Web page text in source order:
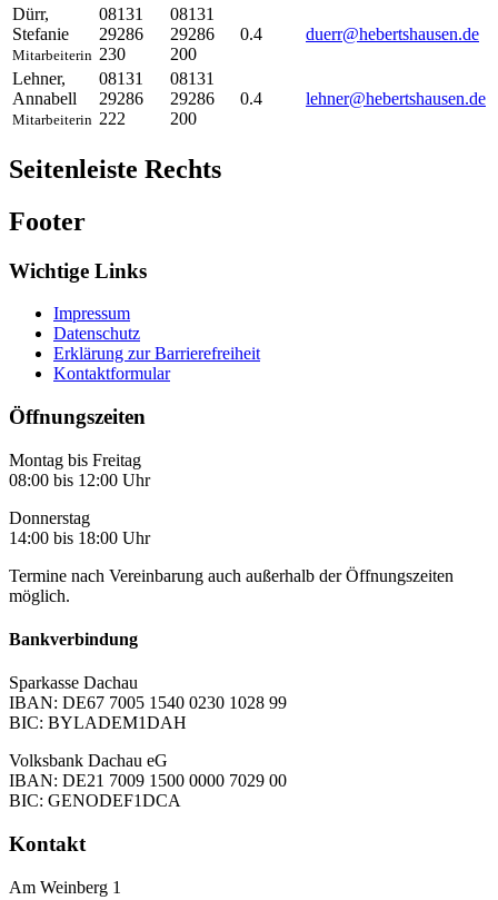
Dürr,
Stefanie
Mitarbeiterin
08131
29286
230
08131
29286
200
0.4 duerr@hebertshausen.de
Lehner,
Annabell
Mitarbeiterin
08131
29286
222
08131
29286
200
0.4 lehner@hebertshausen.de
Seitenleiste Rechts
Footer
Wichtige Links
Impressum
Datenschutz
Erklärung zur Barrierefreiheit
Kontaktformular
Öffnungszeiten
Montag bis Freitag
08:00 bis 12:00 Uhr
Donnerstag
14:00 bis 18:00 Uhr
Termine nach Vereinbarung auch außerhalb der Öffnungszeiten
möglich.
Bankverbindung
Sparkasse Dachau
IBAN: DE67 7005 1540 0230 1028 99
BIC: BYLADEM1DAH
Volksbank Dachau eG
IBAN: DE21 7009 1500 0000 7029 00
BIC: GENODEF1DCA
Kontakt
Am Weinberg 1